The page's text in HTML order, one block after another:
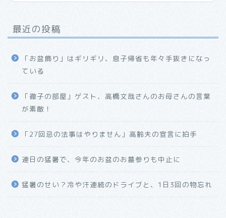
最近の投稿
「お盆飾り」はギリギリ、息子帰省も年々手抜きになっ
ている
「徹子の部屋」ゲスト、高橋文哉さんのお母さんの言葉
が素敵！
「27回忌の法事はやりません」高齢夫の宣言に拍手
連日の猛暑で、今年のお盆のお墓参りも中止に
猛暑のせい？冷や汗連続のドライブと、1日3回の物忘れ